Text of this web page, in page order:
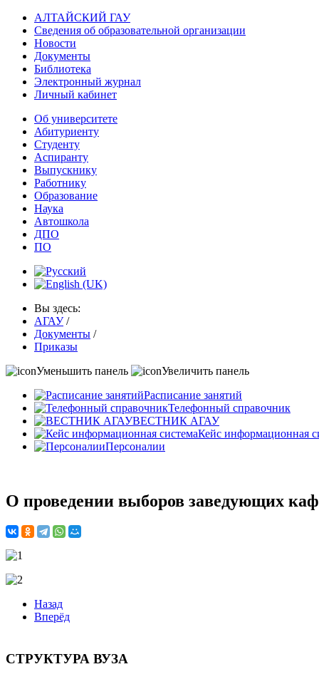
АЛТАЙСКИЙ ГАУ
Сведения об образовательной организации
Новости
Документы
Библиотека
Электронный журнал
Личный кабинет
Об университете
Абитуриенту
Студенту
Аспиранту
Выпускнику
Работнику
Образование
Наука
Автошкола
ДПО
ПО
Вы здесь:
АГАУ /
Документы /
Приказы
Уменьшить панель
Увеличить панель
Расписание занятий
Телефонный справочник
ВЕСТНИК АГАУ
Кейс информационная
Персоналии
О проведении выборов заведующих
Назад
Вперёд
СТРУКТУРА ВУЗА